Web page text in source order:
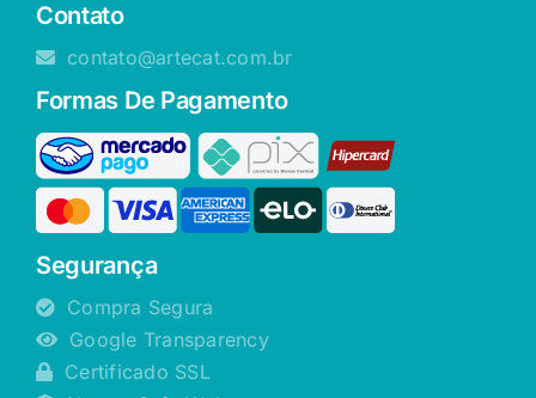
Contato
contato@artecat.com.br
Formas De Pagamento
Segurança
Compra Segura
Google Transparency
Certificado SSL